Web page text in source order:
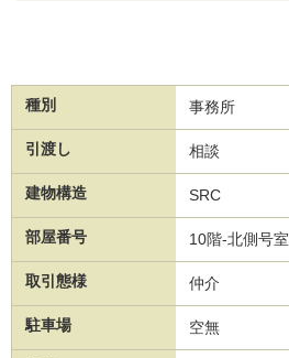
種別 事務所
引渡し 相談
建物構造 SRC
部屋番号 10階-北側号室
取引態様 仲介
駐車場 空無